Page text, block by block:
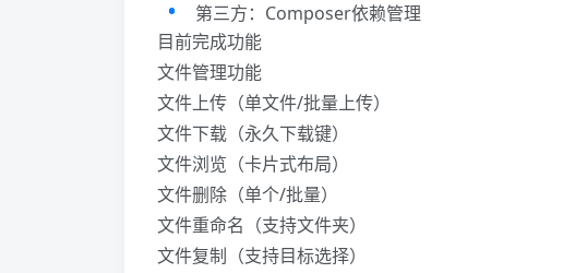
第三方：Composer依赖管理
目前完成功能
文件管理功能
文件上传（单文件/批量上传）
文件下载（永久下载键）
文件浏览（卡片式布局）
文件删除（单个/批量）
文件重命名（支持文件夹）
文件复制（支持目标选择）